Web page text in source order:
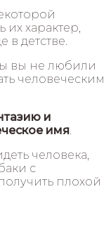
их характер,
в детстве.
вы не любили
человеческим
и
имя.
человека,
с
плохой